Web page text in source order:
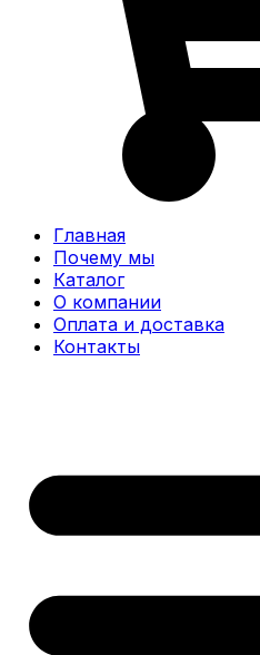
Главная
Почему мы
Каталог
О компании
Оплата и доставка
Контакты